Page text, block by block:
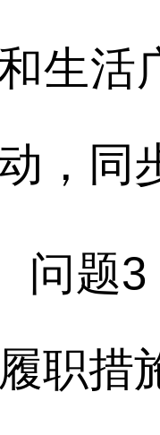
生活
，同
问题3
履职措